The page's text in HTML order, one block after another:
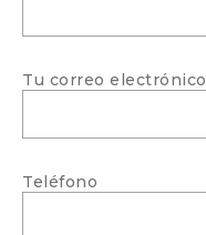
Tu correo electrónico
Teléfono